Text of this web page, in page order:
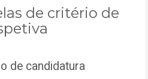
de critério de
de candidatura